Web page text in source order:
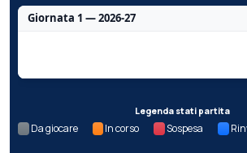
Giornata 1 — 2026-27
Legenda stati partita
Da giocare In corso Sospesa